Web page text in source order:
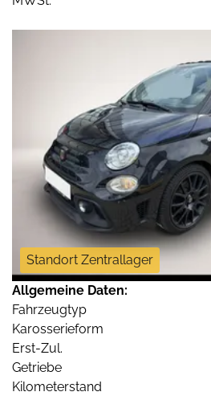
Standort Zentrallager
Allgemeine Daten:
Fahrzeugtyp
Karosserieform
Erst-Zul.
Getriebe
Kilometerstand